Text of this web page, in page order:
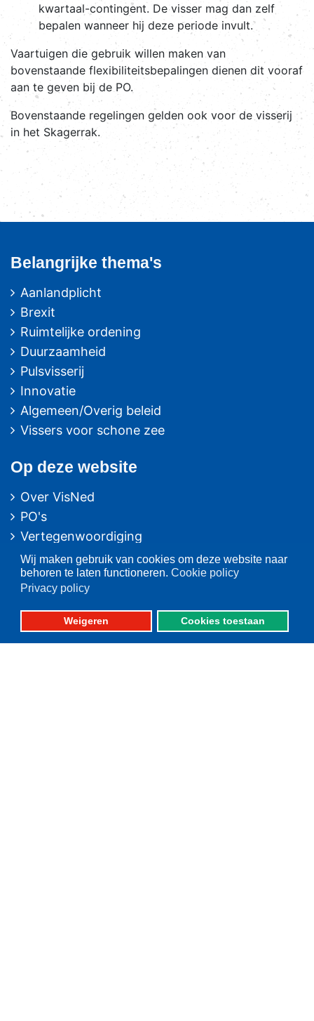
Wij maken gebruik van cookies om deze website naar
behoren te laten functioneren. Cookie policy
Privacy policy
Weigeren Cookies toestaan
kwartaal-contingent. De visser mag dan zelf
bepalen wanneer hij deze periode invult.
Vaartuigen die gebruik willen maken van
bovenstaande flexibiliteitsbepalingen dienen dit vooraf
aan te geven bij de PO.
Bovenstaande regelingen gelden ook voor de visserij
in het Skagerrak.
Belangrijke thema's
Aanlandplicht
Brexit
Ruimtelijke ordening
Duurzaamheid
Pulsvisserij
Innovatie
Algemeen/Overig beleid
Vissers voor schone zee
Op deze website
Over VisNed
PO's
Vertegenwoordiging
Contact
Nieuwsarchief
Contactinformatie
Postbus 59